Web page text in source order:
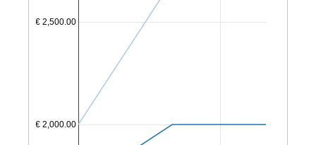
€ 2,000.00
€ 2,500.00